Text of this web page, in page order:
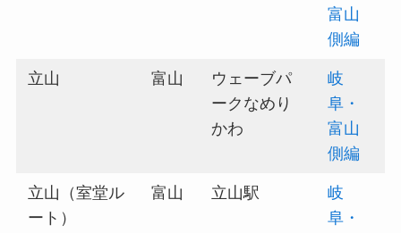
富山
側編
立山 富山
ウェーブパ
ークなめり
かわ
岐
阜・
富山
側編
立山（室堂ル
ート）
富山 立山駅
岐
阜・